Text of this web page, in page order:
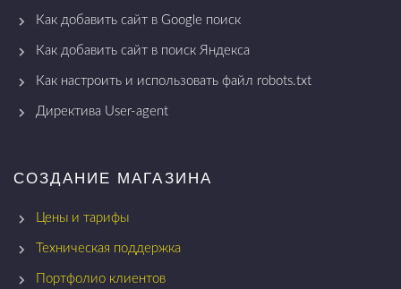
Как добавить сайт в Google поиск
Как добавить сайт в поиск Яндекса
Как настроить и использовать файл robots.txt
Директива User-agent
СОЗДАНИЕ МАГАЗИНА
Цены и тарифы
Техническая поддержка
Портфолио клиентов